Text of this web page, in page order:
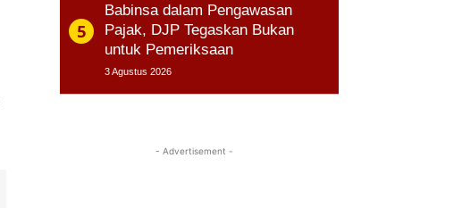
Babinsa dalam Pengawasan
Pajak, DJP Tegaskan Bukan
untuk Pemeriksaan
3 Agustus 2026
- Advertisement -